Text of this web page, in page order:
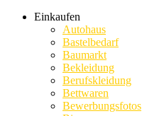
Einkaufen
Autohaus
Bastelbedarf
Baumarkt
Bekleidung
Berufskleidung
Bettwaren
Bewerbungsfotos